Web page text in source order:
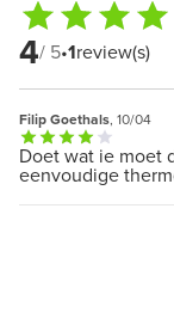
4/ 5•1review(s)
Filip Goethals, 10/04
Doet wat ie moet
eenvoudige